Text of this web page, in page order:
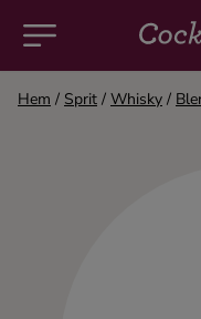
Alla cocktails &
Hem / Sprit / Whisky /